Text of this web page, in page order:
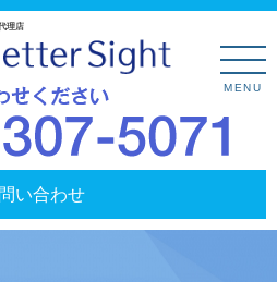
理店
い合わせ
MENU